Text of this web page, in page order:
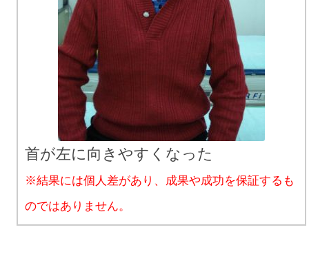
首が左に向きやすくなった
※結果には個人差があり、成果や成功を保証するも
のではありません。